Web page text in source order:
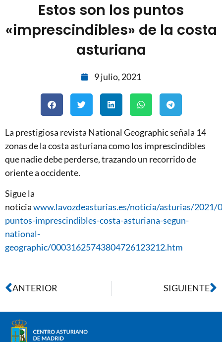
Estos son los puntos
«imprescindibles» de la costa
asturiana
9 julio, 2021
La prestigiosa revista National Geographic señala 14
zonas de la costa asturiana como los imprescindibles
que nadie debe perderse, trazando un recorrido de
oriente a occidente.
Sigue la
noticiawww.lavozdeasturias.es/noticia/asturias/2021/
puntos-imprescindibles-costa-asturiana-segun-
national-
geographic/00031625743804726123212.htm
ANTERIOR SIGUIENTE